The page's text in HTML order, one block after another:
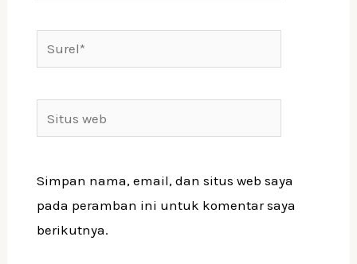
web
Simpan nama, email, dan situs web saya
pada peramban ini untuk komentar saya
berikutnya.